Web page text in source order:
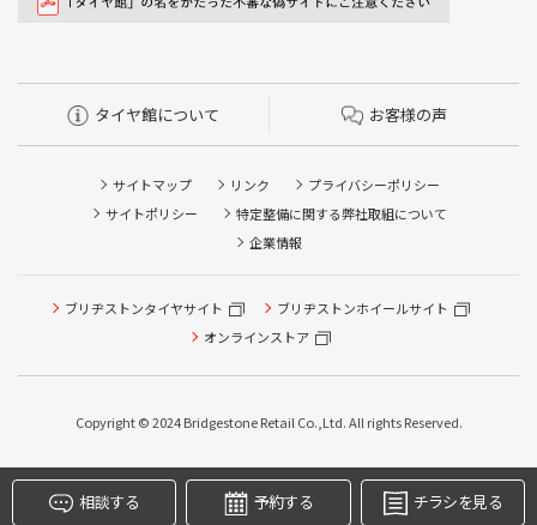
タイヤ館について お客様の声
サイトマップ リンク
プライバシーポリシー
サイトポリシー
特定整備に関する弊社取組について
企業情報
ブリヂストンタイヤサイト
ブリヂストンホイールサイト
オンラインストア
Copyright © 2024 Bridgestone Retail Co.,Ltd. All rights Reserved.
相談する 予約する チラシを見る
タイヤ点検・安全点検/タイヤ履き替え/オイル交換/その他
ピット作業の予約
本日のタイヤ履き替え順番待ち予約 ※クローク契約会員の